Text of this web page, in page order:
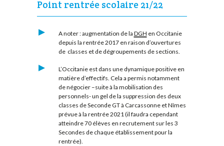
Point rentrée scolaire 21/22
A noter : augmentation de la DGH en Occitanie
depuis la rentrée 2017 en raison d’ouvertures
de classes et de dégroupements de sections.
L’Occitanie est dans une dynamique positive en
matière d’effectifs. Cela a permis notamment
de négocier –suite à la mobilisation des
personnels- un gel de la suppression des deux
classes de Seconde GT à Carcassonne et Nîmes
prévue à la rentrée 2021 (il faudra cependant
atteindre 70 élèves en recrutement sur les 3
Secondes de chaque établissement pour la
rentrée).